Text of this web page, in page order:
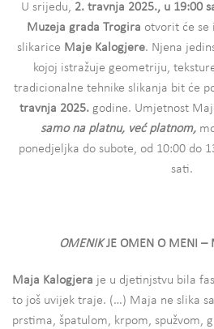
U srijedu, 2. travnja 2025., u 19:00
Muzeja grada Trogira otvorit će se
slikarice Maje Kalogjere. Njena
kojoj istražuje geometriju,
tradicionalne tehnike slikanja bit će
travnja 2025. godine. Umjetnost
samo na platnu, već platnom,
ponedjeljka do subote, od 10:00 do
sati.
OMENIKJE OMEN O MENI –
Maja Kalogjera je u djetinjstvu bila
to još uvijek traje. (…) Maja ne slika
prstima, špatulom, krpom, spužvom,